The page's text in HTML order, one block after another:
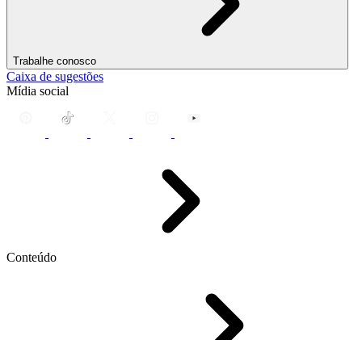
Trabalhe conosco
Caixa de sugestões
Mídia social
Conteúdo